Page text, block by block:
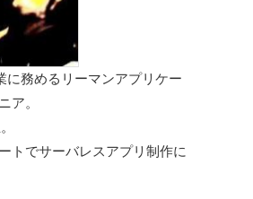
に務めるリーマンアプリケー
ア。
トでサーバレスアプリ制作に